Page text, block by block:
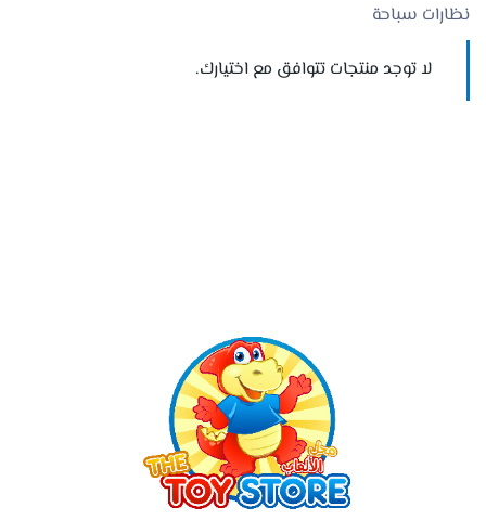
نظارات سباحة
لا توجد منتجات تتوافق مع اختيارك.